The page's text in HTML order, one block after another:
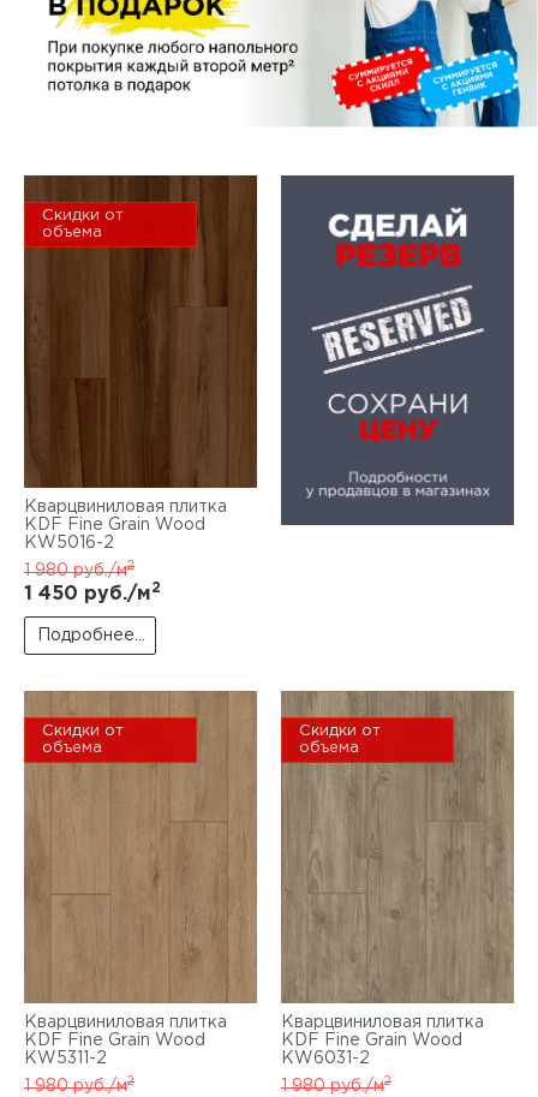
Скидки от
объема
Кварцвиниловая плитка
KDF Fine Grain Wood
KW5016-2
1 980руб./м2
1 450 руб./м2
Подробнее...
Скидки от
объема
Кварцвиниловая плитка
KDF Fine Grain Wood
KW5311-2
1 980руб./м2
Скидки от
объема
Кварцвиниловая плитка
KDF Fine Grain Wood
KW6031-2
1 980руб./м2